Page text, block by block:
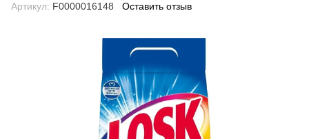
Артикул: F0000016148 Оставить отзыв